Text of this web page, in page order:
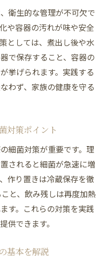
衛生的な管理が不可欠で
や容器の汚れが味や安全
としては、煮出し後や水
で保存すること、容器の
挙げられます。実践する
わず、家族の健康を守る
対策ポイント
細菌対策が重要です。理
されると細菌が急速に増
作り置きは冷蔵保存を徹
と、飲み残しは再度加熱
す。これらの対策を実践
供できます。
基本を解説